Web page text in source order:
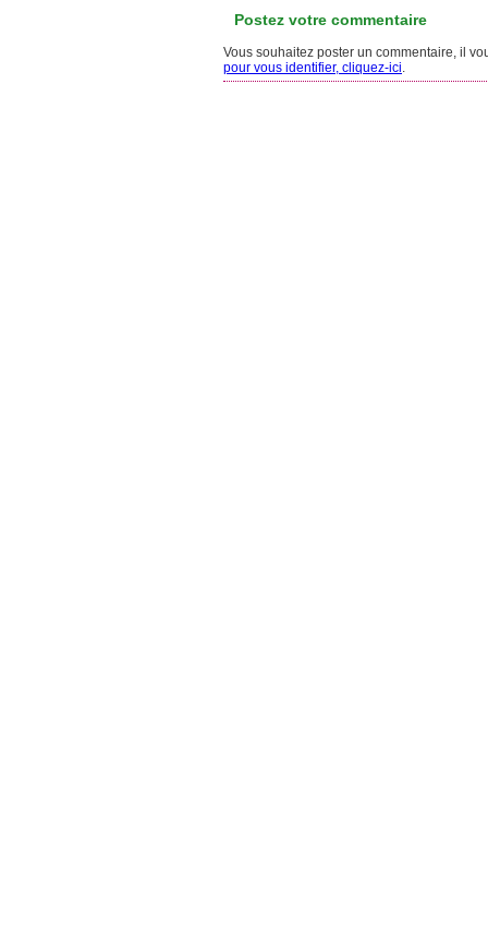
Postez votre commentaire
Vous souhaitez poster un commentaire, il
pour vous identifier, cliquez-ici.